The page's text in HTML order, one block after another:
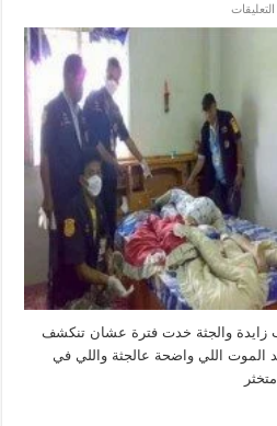
التعليقات
نسيت
السماعات
في
ودنها
ونامت
والموبايل
بيشحن
مغلقة
زايدة والجثة خدت فترة عشان تنكشف
الموت اللي واضحة عالجثة واللي في